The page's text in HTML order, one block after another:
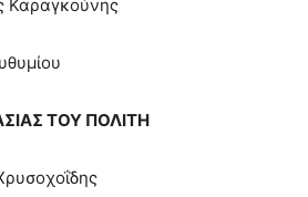
Καραγκούνης
ΤΟΥ ΠΟΛΙΤΗ